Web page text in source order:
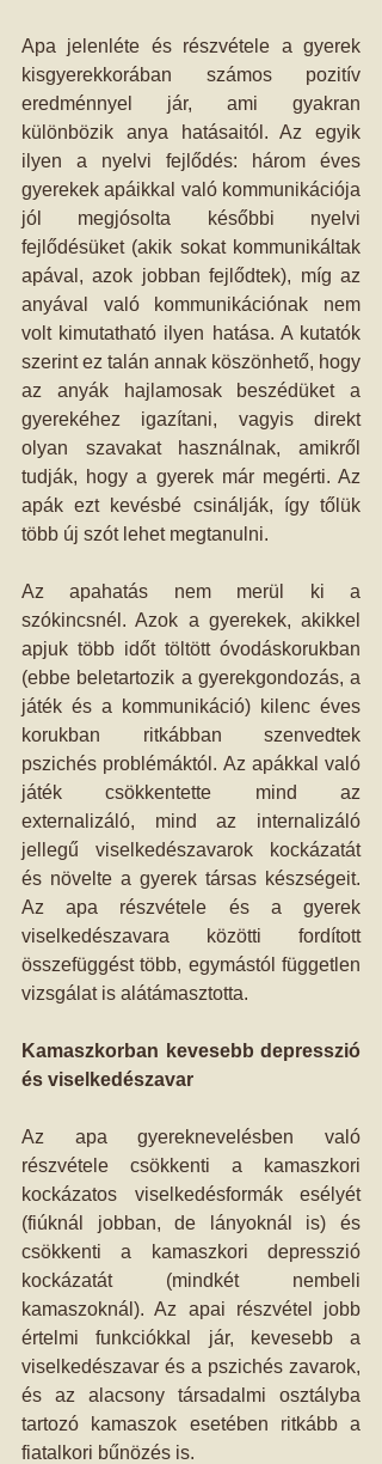
Apa jelenléte és részvétele a gyerek
kisgyerekkorában számos pozitív
eredménnyel jár, ami gyakran
különbözik anya hatásaitól. Az egyik
ilyen a nyelvi fejlődés: három éves
gyerekek apáikkal való kommunikációja
jól megjósolta későbbi nyelvi
fejlődésüket (akik sokat kommunikáltak
apával, azok jobban fejlődtek), míg az
anyával való kommunikációnak nem
volt kimutatható ilyen hatása. A kutatók
szerint ez talán annak köszönhető, hogy
az anyák hajlamosak beszédüket a
gyerekéhez igazítani, vagyis direkt
olyan szavakat használnak, amikről
tudják, hogy a gyerek már megérti. Az
apák ezt kevésbé csinálják, így tőlük
több új szót lehet megtanulni.
Az apahatás nem merül ki a
szókincsnél. Azok a gyerekek, akikkel
apjuk több időt töltött óvodáskorukban
(ebbe beletartozik a gyerekgondozás, a
játék és a kommunikáció) kilenc éves
korukban ritkábban szenvedtek
pszichés problémáktól. Az apákkal való
játék csökkentette mind az
externalizáló, mind az internalizáló
jellegű viselkedészavarok kockázatát
és növelte a gyerek társas készségeit.
Az apa részvétele és a gyerek
viselkedészavara közötti fordított
összefüggést több, egymástól független
vizsgálat is alátámasztotta.
Kamaszkorban kevesebb depresszió
és viselkedészavar
Az apa gyereknevelésben való
részvétele csökkenti a kamaszkori
kockázatos viselkedésformák esélyét
(fiúknál jobban, de lányoknál is) és
csökkenti a kamaszkori depresszió
kockázatát (mindkét nembeli
kamaszoknál). Az apai részvétel jobb
értelmi funkciókkal jár, kevesebb a
viselkedészavar és a pszichés zavarok,
és az alacsony társadalmi osztályba
tartozó kamaszok esetében ritkább a
fiatalkori bűnözés is.